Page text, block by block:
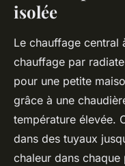
isolée
Le chauffage central
chauffage par
pour une petite
grâce à une
température élevée.
dans des tuyaux
chaleur dans chaque